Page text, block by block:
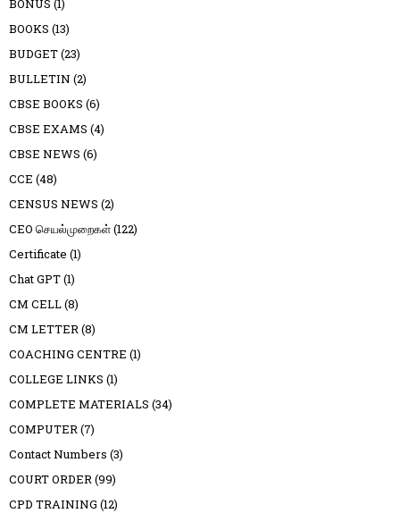
BONUS (1)
BOOKS (13)
BUDGET(23)
BULLETIN (2)
CBSE BOOKS (6)
CBSE EXAMS (4)
CBSE NEWS (6)
CCE (48)
CENSUS NEWS (2)
CEO செயல்முறைகள்(122)
Certificate (1)
Chat GPT(1)
CM CELL(8)
CM LETTER(8)
COACHING CENTRE (1)
COLLEGE LINKS (1)
COMPLETE MATERIALS (34)
COMPUTER(7)
Contact Numbers (3)
COURT ORDER(99)
CPD TRAINING (12)